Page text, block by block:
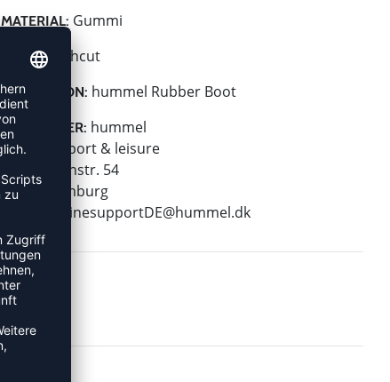
MATERIAL: Gummi
HÖHE:Highcut
KOLLEKTION: hummel Rubber Boot
HERSTELLER: hummel
hummel sport & leisure
Leverkusenstr. 54
22761 Hamburg
onlinesupportDE@hummel.dk